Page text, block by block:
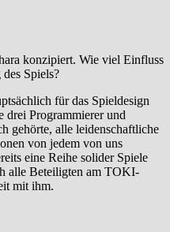
konzipiert. Wie viel Einfluss
Spiels?
für das Spieldesign
Programmierer und
gehörte, alle leidenschaftliche
von jedem von uns
eine Reihe solider Spiele
alle Beteiligten am TOKI-
mit ihm.